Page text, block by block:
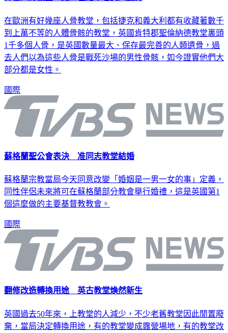
在歐洲有好幾座人骨教堂，包括捷克和義大利都有收藏著數千
到上萬不等的人體骨骸的教堂，英國肯特郡聖倫納德教堂裏頭
1千多個人骨，是英國數量最大、保存最完善的人類遺骨，過
去人們以為這些人骨是戰死沙場的男性骨骸，如今證實他們大
部分都是女性。
國際
蘇格蘭聖公會表決 准同志教堂結婚
蘇格蘭宗教當局今天同意改變「婚姻是一男一女的事」定義，
同性伴侶未來將可在蘇格蘭部分教會舉行婚禮，這是英國第1
個這麼做的主要基督教教會。
國際
翻修改造轉換用途 英古教堂煥然新生
英國過去50年來，上教堂的人減少，不少老舊教堂因此閒置廢
棄，當局決定轉換用途，有的教堂變成露營場地，有的教堂改